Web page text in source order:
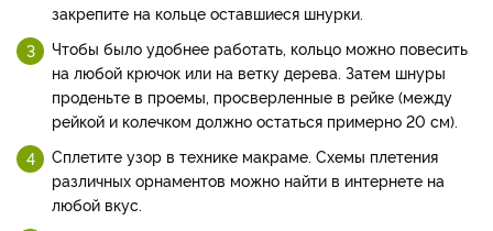
закрепите на кольце оставшиеся шнурки.
Чтобы было удобнее работать, кольцо можно повесить
на любой крючок или на ветку дерева. Затем шнуры
проденьте в проемы, просверленные в рейке (между
рейкой и колечком должно остаться примерно 20 см).
Сплетите узор в технике макраме. Схемы плетения
различных орнаментов можно найти в интернете на
любой вкус.